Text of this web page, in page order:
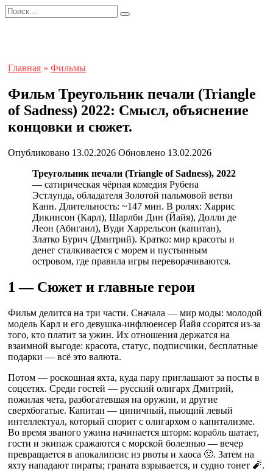
Перейти
к
Search
for:
Главная » Фильмы
Фильм Треугольник печали (Triangle
of Sadness) 2022: Смысл, объяснение
концовки и сюжет.
Опубликовано 13.02.2026 Обновлено 13.02.2026
Треугольник печали (Triangle of Sadness), 2022
— сатирическая чёрная комедия Рубена
Эстлунда, обладателя Золотой пальмовой ветви
Канн. Длительность: ~147 мин. В ролях: Харрис
Дикинсон (Карл), Шарлби Дин (Йайя), Долли де
Леон (Абигаил), Вуди Харрельсон (капитан),
Златко Бурич (Дмитрий). Кратко: мир красоты и
денег сталкивается с морем и пустынным
островом, где правила игры переворачиваются.
1 — Сюжет и главные герои
Фильм делится на три части. Сначала — мир моды: молодой
модель Карл и его девушка-инфлюенсер Йайя ссорятся из‑за
того, кто платит за ужин. Их отношения держатся на
взаимной выгоде: красота, статус, подписчики, бесплатные
подарки — всё это валюта.
Потом — роскошная яхта, куда пару приглашают за посты в
соцсетях. Среди гостей — русский олигарх Дмитрий,
пожилая чета, разбогатевшая на оружии, и другие
сверхбогатые. Капитан — циничный, пьющий левый
интеллектуал, который спорит с олигархом о капитализме.
Во время званого ужина начинается шторм: корабль шатает,
гости и экипаж сражаются с морской болезнью — вечер
превращается в апокалипсис из рвоты и хаоса 🤢. Затем на
яхту нападают пираты; граната взрывается, и судно тонет 🧨.